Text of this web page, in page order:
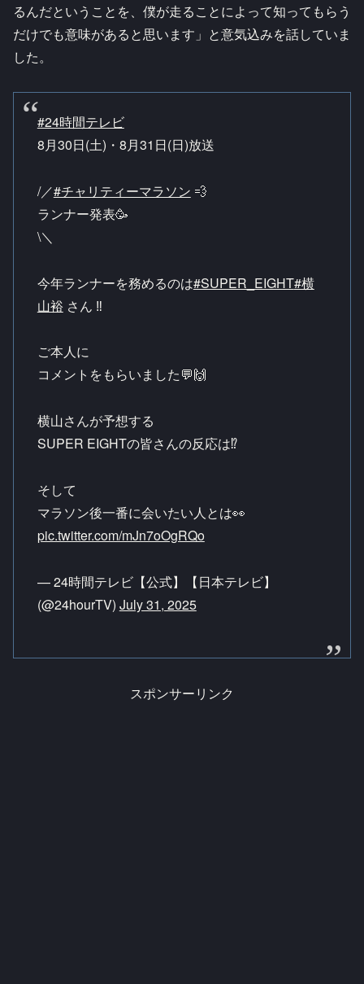
るんだということを、僕が走ることによって知ってもらう
だけでも意味があると思います」と意気込みを話していま
した。
#24時間テレビ
8月30日(土)・8月31日(日)放送
/／#チャリティーマラソン 💨
ランナー発表🥳
\＼
今年ランナーを務めるのは#SUPER_EIGHT#横
山裕さん ‼️
ご本人に
コメントをもらいました💬🙌
横山さんが予想する
SUPER EIGHTの皆さんの反応は⁉️
そして
マラソン後一番に会いたい人とは👀
pic.twitter.com/mJn7oOgRQo
— 24時間テレビ【公式】【日本テレビ】
(@24hourTV) July 31, 2025
スポンサーリンク